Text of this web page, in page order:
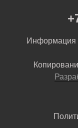
Информация